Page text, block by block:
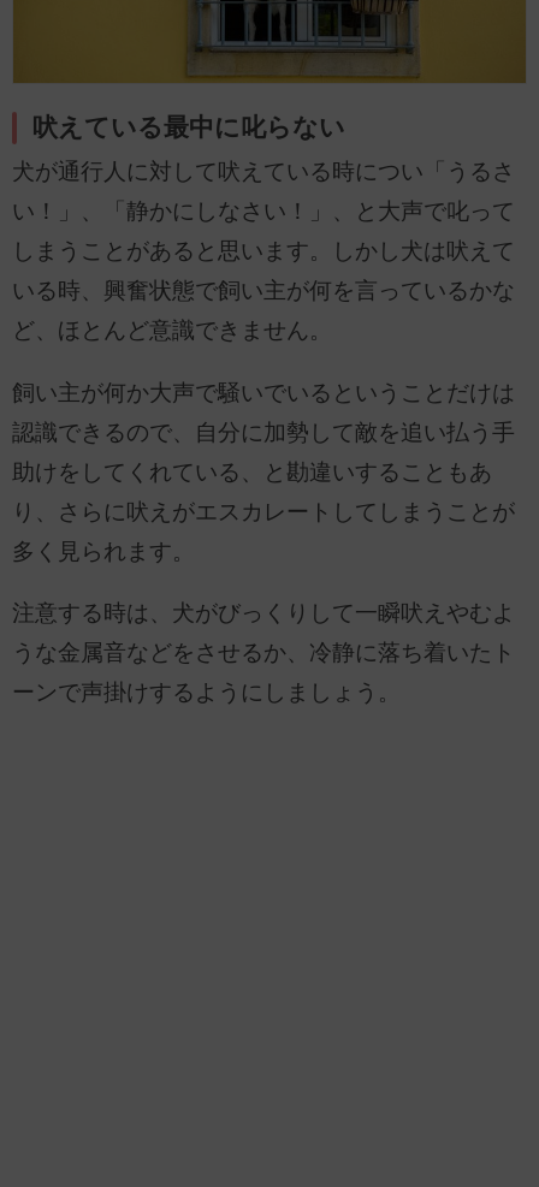
吠えている最中に叱らない
犬が通行人に対して吠えている時につい「うるさ
い！」、「静かにしなさい！」、と大声で叱って
しまうことがあると思います。しかし犬は吠えて
いる時、興奮状態で飼い主が何を言っているかな
ど、ほとんど意識できません。
飼い主が何か大声で騒いでいるということだけは
認識できるので、自分に加勢して敵を追い払う手
助けをしてくれている、と勘違いすることもあ
り、さらに吠えがエスカレートしてしまうことが
多く見られます。
注意する時は、犬がびっくりして一瞬吠えやむよ
うな金属音などをさせるか、冷静に落ち着いたト
ーンで声掛けするようにしましょう。